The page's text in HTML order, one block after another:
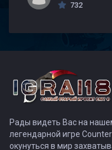
732
Рады видеть Вас на
легендарной игре
окунуться в мир